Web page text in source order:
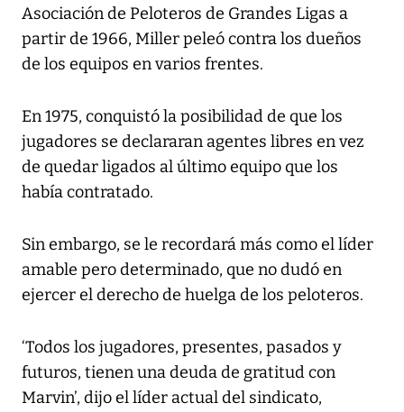
Asociación de Peloteros de Grandes Ligas a
partir de 1966, Miller peleó contra los dueños
de los equipos en varios frentes.
En 1975, conquistó la posibilidad de que los
jugadores se declararan agentes libres en vez
de quedar ligados al último equipo que los
había contratado.
Sin embargo, se le recordará más como el líder
amable pero determinado, que no dudó en
ejercer el derecho de huelga de los peloteros.
‘Todos los jugadores, presentes, pasados y
futuros, tienen una deuda de gratitud con
Marvin’, dijo el líder actual del sindicato,